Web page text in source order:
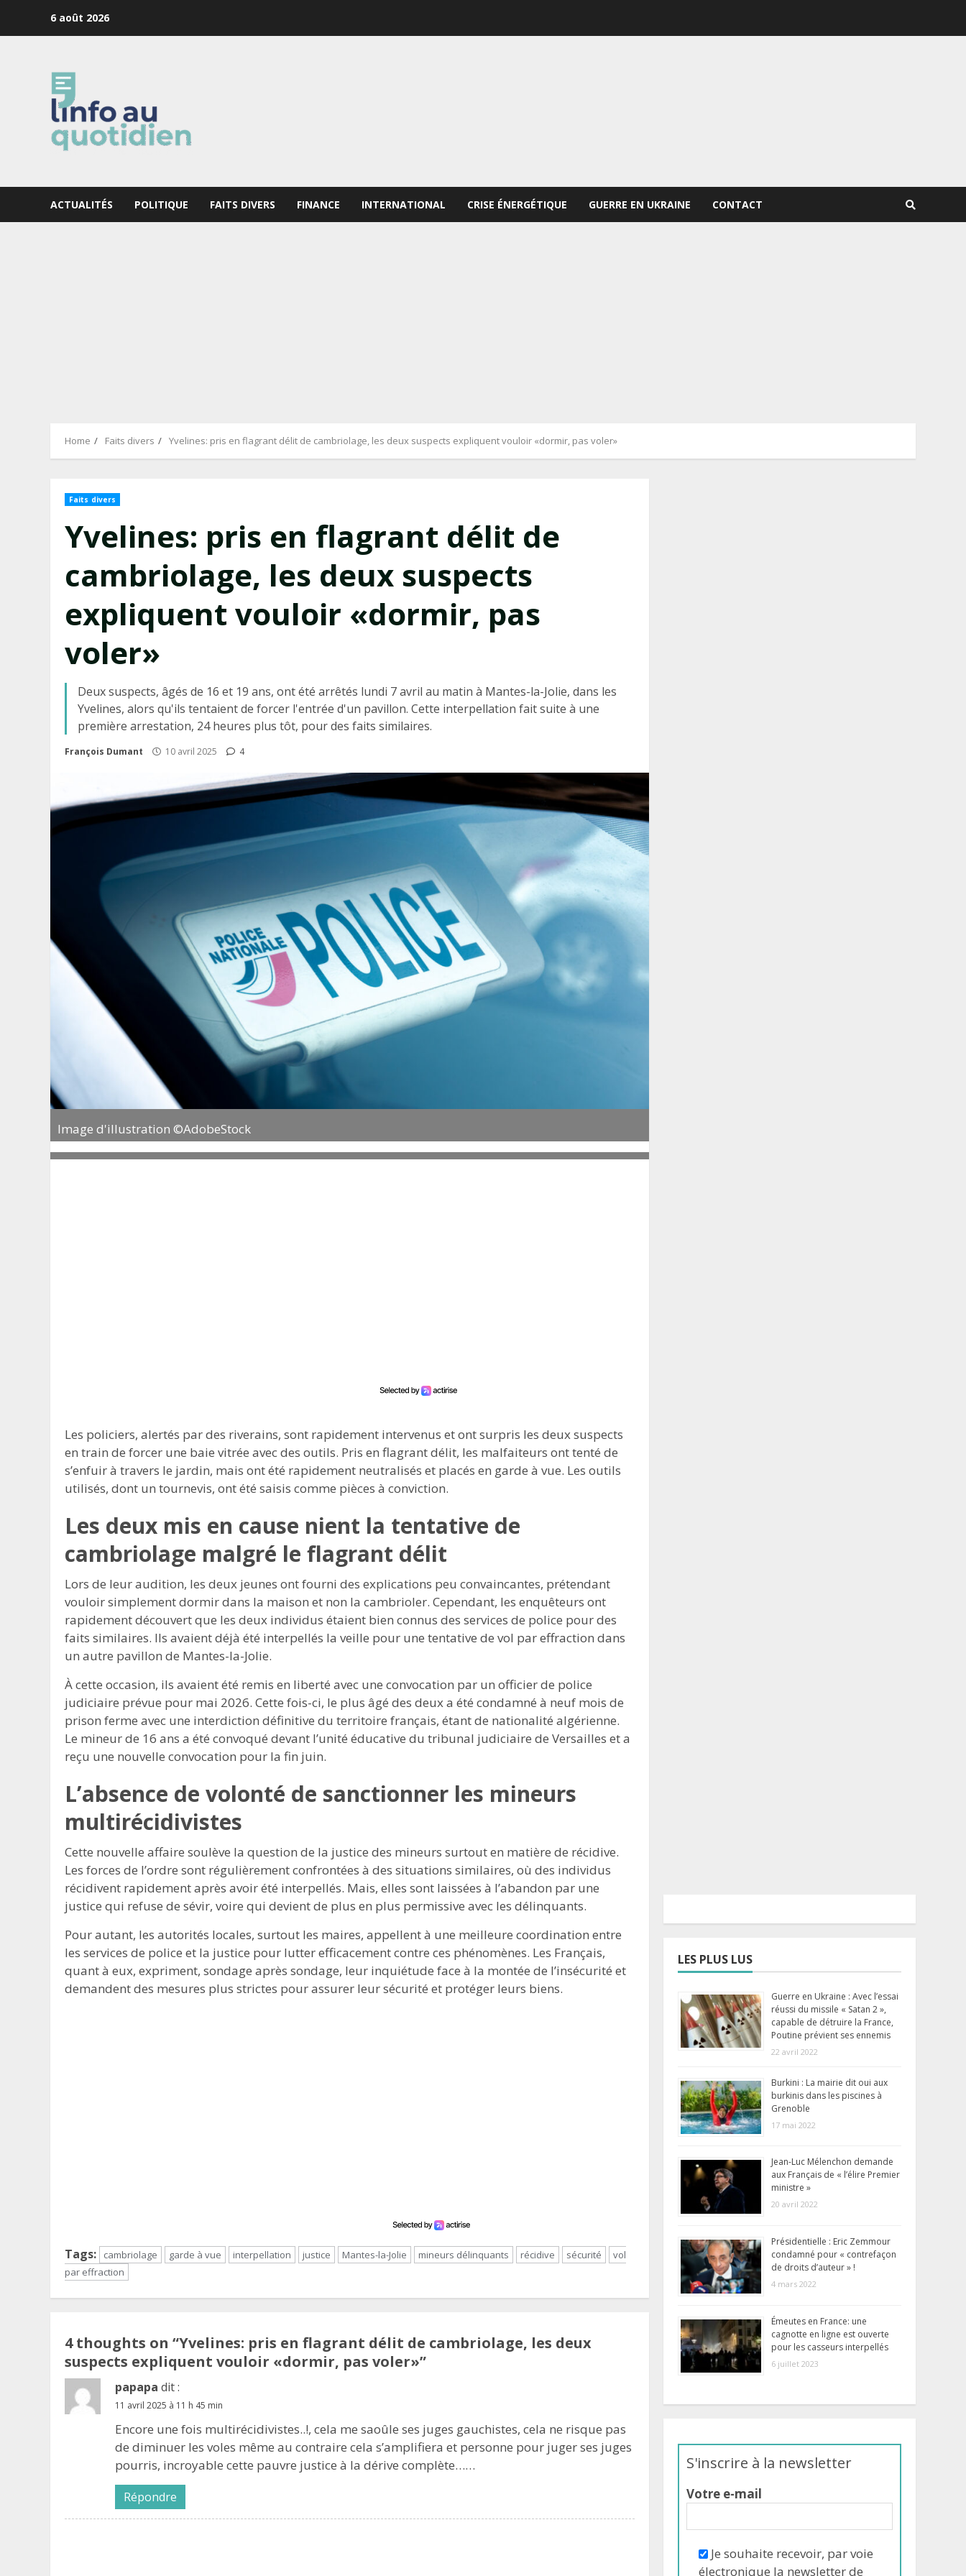
6 août 2026
ACTUALITÉS POLITIQUE FAITS DIVERS FINANCE INTERNATIONAL CRISE ÉNERGÉTIQUE GUERRE EN UKRAINE CONTACT
Home Faits divers Yvelines: pris en flagrant délit de cambriolage, les deux suspects expliquent vouloir «dormir, pas voler»
Faits divers
Yvelines: pris en flagrant délit de
cambriolage, les deux suspects
expliquent vouloir «dormir, pas
voler»
Deux suspects, âgés de 16 et 19 ans, ont été arrêtés lundi 7 avril au matin à Mantes-la-Jolie, dans les
Yvelines, alors qu'ils tentaient de forcer l'entrée d'un pavillon. Cette interpellation fait suite à une
première arrestation, 24 heures plus tôt, pour des faits similaires.
François Dumant 10 avril 2025 4
Image d'illustration ©AdobeStock
Les policiers, alertés par des riverains, sont rapidement intervenus et ont surpris les deux suspects
en train de forcer une baie vitrée avec des outils. Pris en flagrant délit, les malfaiteurs ont tenté de
s’enfuir à travers le jardin, mais ont été rapidement neutralisés et placés en garde à vue. Les outils
utilisés, dont un tournevis, ont été saisis comme pièces à conviction.
Les deux mis en cause nient la tentative de
cambriolage malgré le flagrant délit
Lors de leur audition, les deux jeunes ont fourni des explications peu convaincantes, prétendant
vouloir simplement dormir dans la maison et non la cambrioler. Cependant, les enquêteurs ont
rapidement découvert que les deux individus étaient bien connus des services de police pour des
faits similaires. Ils avaient déjà été interpellés la veille pour une tentative de vol par effraction dans
un autre pavillon de Mantes-la-Jolie.
À cette occasion, ils avaient été remis en liberté avec une convocation par un officier de police
judiciaire prévue pour mai 2026. Cette fois-ci, le plus âgé des deux a été condamné à neuf mois de
prison ferme avec une interdiction définitive du territoire français, étant de nationalité algérienne.
Le mineur de 16 ans a été convoqué devant l’unité éducative du tribunal judiciaire de Versailles et a
reçu une nouvelle convocation pour la fin juin.
L’absence de volonté de sanctionner les mineurs
multirécidivistes
Cette nouvelle affaire soulève la question de la justice des mineurs surtout en matière de récidive.
Les forces de l’ordre sont régulièrement confrontées à des situations similaires, où des individus
récidivent rapidement après avoir été interpellés. Mais, elles sont laissées à l’abandon par une
justice qui refuse de sévir, voire qui devient de plus en plus permissive avec les délinquants.
Pour autant, les autorités locales, surtout les maires, appellent à une meilleure coordination entre
les services de police et la justice pour lutter efficacement contre ces phénomènes. Les Français,
quant à eux, expriment, sondage après sondage, leur inquiétude face à la montée de l’insécurité et
demandent des mesures plus strictes pour assurer leur sécurité et protéger leurs biens.
Tags: cambriolage garde à vue interpellation justice Mantes-la-Jolie mineurs délinquants récidive sécurité
vol
par effraction
4 thoughts on “Yvelines: pris en flagrant délit de cambriolage, les deux
suspects expliquent vouloir «dormir, pas voler»”
papapa dit :
11 avril 2025 à 11 h 45 min
Encore une fois multirécidivistes..!, cela me saoûle ses juges gauchistes, cela ne risque pas
de diminuer les voles même au contraire cela s’amplifiera et personne pour juger ses juges
pourris, incroyable cette pauvre justice à la dérive complète……
Répondre
LES PLUS LUS
Guerre en Ukraine : Avec l’essai
réussi du missile « Satan 2 »,
capable de détruire la France,
Poutine prévient ses ennemis
22 avril 2022
Burkini : La mairie dit oui aux
burkinis dans les piscines à
Grenoble
17 mai 2022
Jean-Luc Mélenchon demande
aux Français de « l’élire Premier
ministre »
20 avril 2022
Présidentielle : Eric Zemmour
condamné pour « contrefaçon
de droits d’auteur » !
4 mars 2022
Émeutes en France: une
cagnotte en ligne est ouverte
pour les casseurs interpellés
6 juillet 2023
S'inscrire à la newsletter
Votre e-mail
Je souhaite recevoir, par voie
électronique la newsletter de